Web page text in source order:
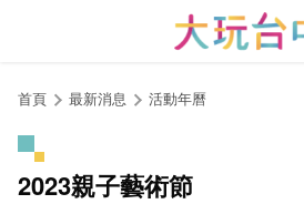
首頁 最新消息 活動年曆
2023親子藝術節